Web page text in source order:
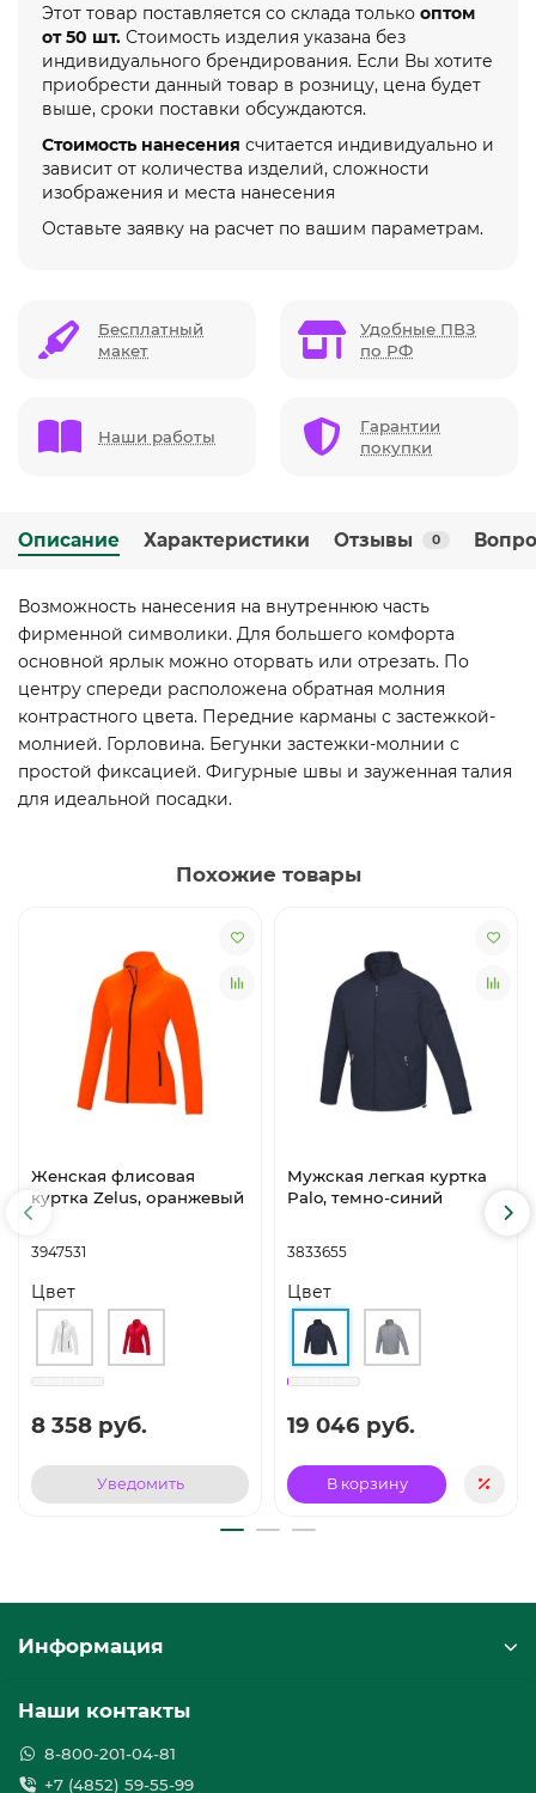
Этот товар поставляется со склада только оптом
от 50 шт. Стоимость изделия указана без
индивидуального брендирования. Если Вы хотите
приобрести данный товар в розницу, цена будет
выше, сроки поставки обсуждаются.
Стоимость нанесения считается индивидуально и
зависит от количества изделий, сложности
изображения и места нанесения
Оставьте заявку на расчет по вашим параметрам.
Бесплатный
макет
Удобные ПВЗ
по РФ
Наши работы
Гарантии
покупки
Описание Характеристики Отзывы 0
Возможность нанесения на внутреннюю часть
фирменной символики. Для большего комфорта
основной ярлык можно оторвать или отрезать. По
центру спереди расположена обратная молния
контрастного цвета. Передние карманы с застежкой-
молнией. Горловина. Бегунки застежки-молнии с
простой фиксацией. Фигурные швы и зауженная талия
для идеальной посадки.
Похожие товары
Женская флисовая
куртка Zelus, оранжевый
3947531
Цвет
8 358 руб.
Уведомить
Мужская легкая куртка
Palo, темно-синий
3833655
Цвет
19 046 руб.
В корзину
Информация
Наши контакты
8-800-201-04-81
+7 (4852) 59-55-99